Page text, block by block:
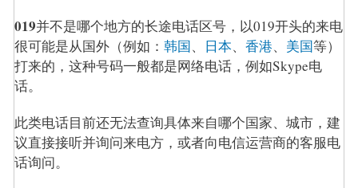
019并不是哪个地方的长途电话区号，以019开头的来电
很可能是从国外（例如： 韩国、 日本、 香港、 美国等）
打来的，这种号码一般都是网络电话，例如Skype电
话。
此类电话目前还无法查询具体来自哪个国家、城市，建
议直接接听并询问来电方，或者向电信运营商的客服电
话询问。